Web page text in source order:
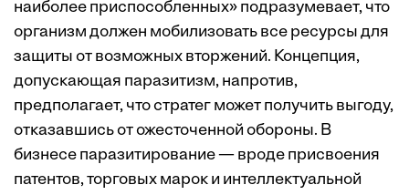
наиболее приспособленных» подразумевает, что
организм должен мобилизовать все ресурсы для
защиты от возможных вторжений. Концепция,
допускающая паразитизм, напротив,
предполагает, что стратег может получить выгоду,
отказавшись от ожесточенной обороны. В
бизнесе паразитирование — вроде присвоения
патентов, торговых марок и интеллектуальной